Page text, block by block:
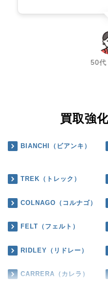
50代
chevron_left
買取強
BIANCHI（ビアンキ）
TREK（トレック）
COLNAGO（コルナゴ）
FELT（フェルト）
RIDLEY（リドレー）
CARRERA（カレラ）